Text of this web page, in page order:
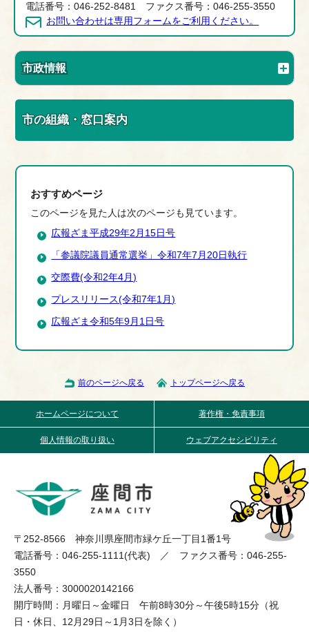
電話番号：046-252-8481 ファクス番号：046-255-3550
お問い合わせは専用フォームをご利用ください。
市政情報
市の組織・窓口案内
おすすめページ
このページを見た人は次のページも見ています。
広報ざま平成29年2月15日号
「参議院議員通常選挙」令和7年7月20日執行
交際費(令和2年4月)
プレスリリース(令和7年1月)
広報ざま令和5年9月1日号
前のページへ戻る トップページへ戻る
ホームページについて 著作権・免責事項
個人情報の取り扱い ウェブアクセシビリティ
〒252-8566 神奈川県座間市緑ケ丘一丁目1番1号
電話番号：046-255-1111(代表) ／ ファクス番号：046-255-
3550
法人番号：3000020142166
開庁時間：月曜日～金曜日 午前8時30分～午後5時15分（祝
日・休日、12月29日～1月3日を除く）